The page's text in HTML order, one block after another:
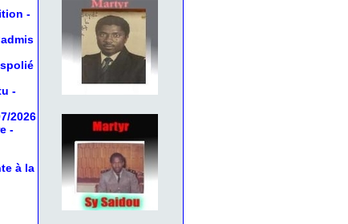
-
-
2026
-
à la